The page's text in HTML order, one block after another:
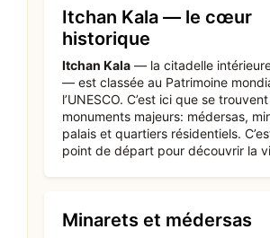
Itchan Kala — le cœur
historique
Itchan Kala — la citadelle
— est classée au Patrimoine
l’UNESCO. C’est ici que se
monuments majeurs: médersas,
palais et quartiers résidentiels.
point de départ pour découvrir la
Minarets et médersas